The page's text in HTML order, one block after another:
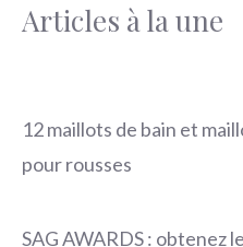
Articles à la une
12 maillots de bain et
pour rousses
SAG AWARDS : obtenez